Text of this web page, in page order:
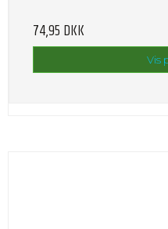
74,95 DKK
Vis